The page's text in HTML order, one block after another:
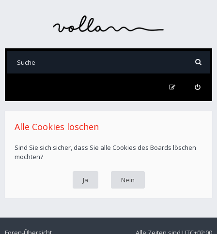
Alle Cookies löschen
Sind Sie sich sicher, dass Sie alle Cookies des Boards löschen
möchten?